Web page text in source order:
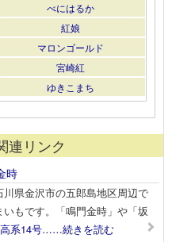
べにはるか
紅娘
マロンゴールド
宮崎紅
ゆきこまち
連リンク
時
川県金沢市の五郎島地区周辺で
もです。「鳴門金時」や「坂
高系14号……続きを読む